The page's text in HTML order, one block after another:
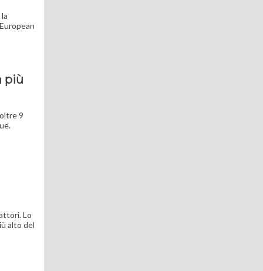
più
9
Lo
alto del